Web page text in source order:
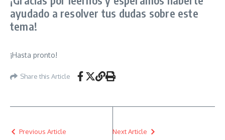
ayudado a resolver tus dudas sobre este
tema!
¡Hasta pronto!
Share this Article
Previous Article Next Article